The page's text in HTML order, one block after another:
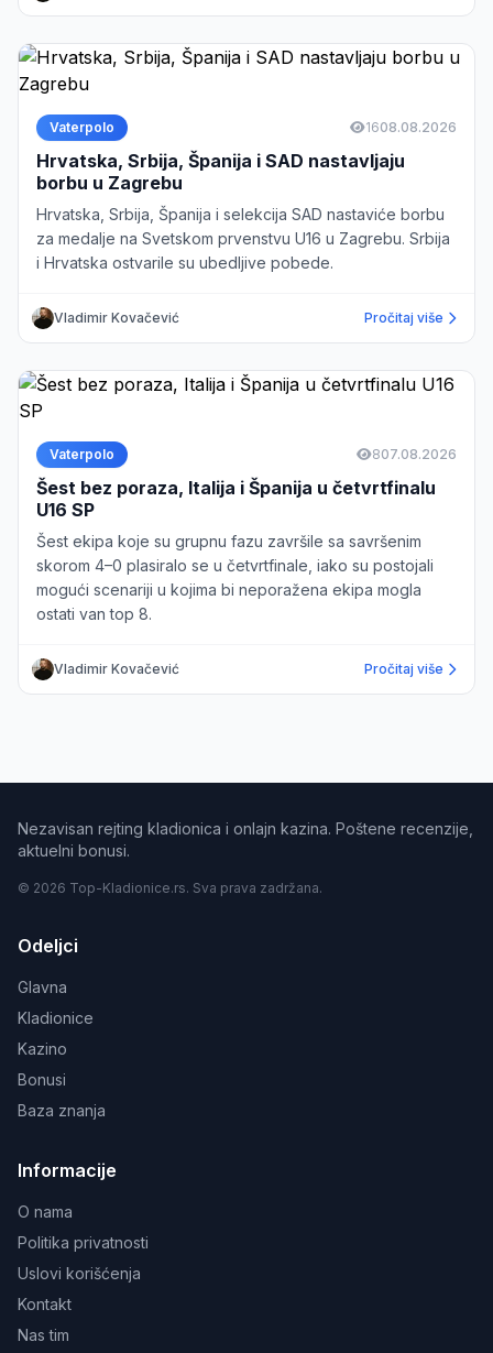
Vaterpolo 1608.08.2026
Hrvatska, Srbija, Španija i SAD nastavljaju
borbu u Zagrebu
Hrvatska, Srbija, Španija i selekcija SAD nastaviće borbu
za medalje na Svetskom prvenstvu U16 u Zagrebu. Srbija
i Hrvatska ostvarile su ubedljive pobede.
Vladimir Kovačević Pročitaj više
Vaterpolo 807.08.2026
Šest bez poraza, Italija i Španija u četvrtfinalu
U16 SP
Šest ekipa koje su grupnu fazu završile sa savršenim
skorom 4–0 plasiralo se u četvrtfinale, iako su postojali
mogući scenariji u kojima bi neporažena ekipa mogla
ostati van top 8.
Vladimir Kovačević Pročitaj više
Nezavisan rejting kladionica i onlajn kazina. Poštene recenzije,
aktuelni bonusi.
© 2026 Top-Kladionice.rs. Sva prava zadržana.
Odeljci
Glavna
Kladionice
Kazino
Bonusi
Baza znanja
Informacije
O nama
Politika privatnosti
Uslovi korišćenja
Kontakt
Nas tim